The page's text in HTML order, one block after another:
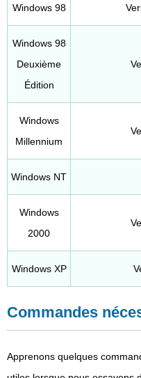
Windows 98
Windows 98
Deuxième
Édition
Windows
Millennium
Windows NT
Windows
2000
Windows XP
Commandes
Apprenons quelques